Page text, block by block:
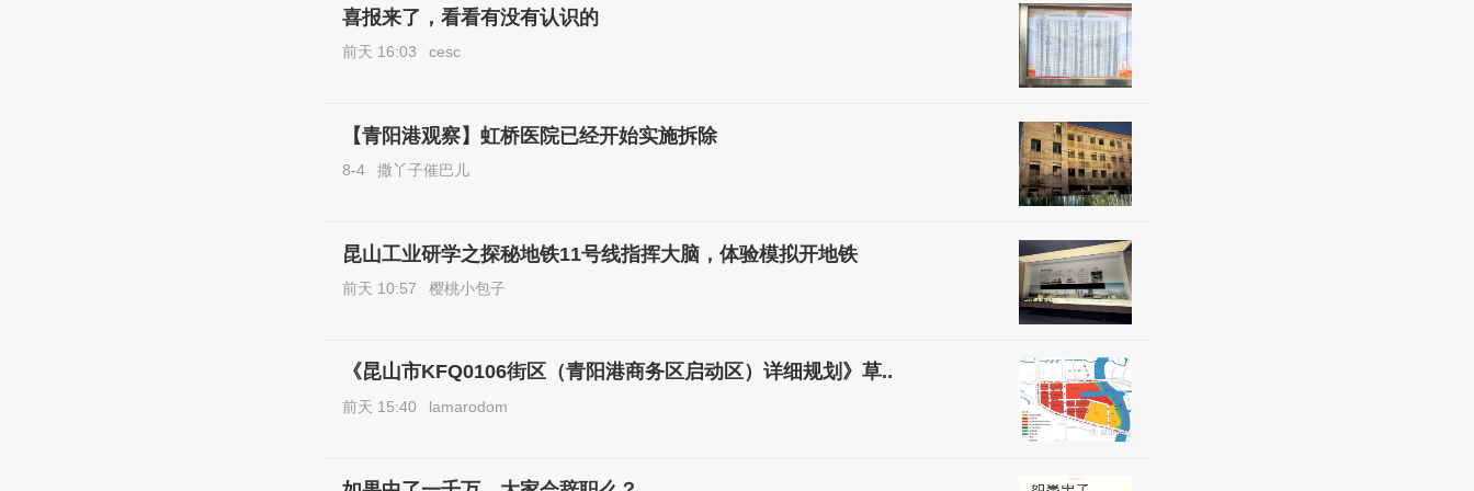
喜报来了，看看有没有认识的
前天 16:03 cesc
【青阳港观察】虹桥医院已经开始实施拆除
8-4 撒丫子催巴儿
昆山工业研学之探秘地铁11号线指挥大脑，体验模拟开地铁
前天 10:57 樱桃小包子
《昆山市KFQ0106街区（青阳港商务区启动区）详细规划》草..
前天 15:40 lamarodom